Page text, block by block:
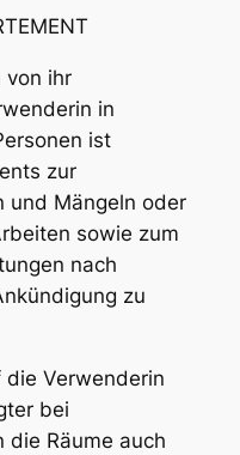
von ihr
in
ist
zur
und Mängeln oder
sowie zum
nach
zu
die Verwenderin
bei
die Räume auch